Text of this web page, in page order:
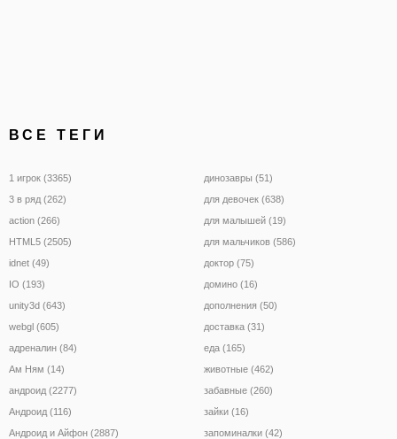
ВСЕ ТЕГИ
1 игрок (3365)
3 в ряд (262)
action (266)
HTML5 (2505)
idnet (49)
IO (193)
unity3d (643)
webgl (605)
адреналин (84)
Ам Ням (14)
андроид (2277)
Андроид (116)
Андроид и Айфон (2887)
динозавры (51)
для девочек (638)
для малышей (19)
для мальчиков (586)
доктор (75)
домино (16)
дополнения (50)
доставка (31)
еда (165)
животные (462)
забавные (260)
зайки (16)
запоминалки (42)